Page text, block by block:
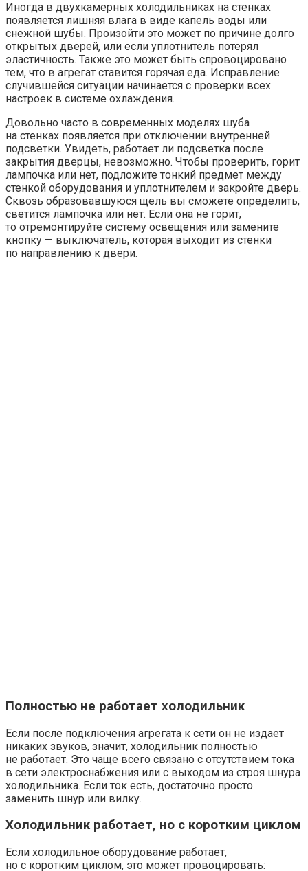
Иногда в двухкамерных холодильниках на стенках
появляется лишняя влага в виде капель воды или
снежной шубы. Произойти это может по причине долго
открытых дверей, или если уплотнитель потерял
эластичность. Также это может быть спровоцировано
тем, что в агрегат ставится горячая еда. Исправление
случившейся ситуации начинается с проверки всех
настроек в системе охлаждения.
Довольно часто в современных моделях шуба
на стенках появляется при отключении внутренней
подсветки. Увидеть, работает ли подсветка после
закрытия дверцы, невозможно. Чтобы проверить, горит
лампочка или нет, подложите тонкий предмет между
стенкой оборудования и уплотнителем и закройте дверь.
Сквозь образовавшуюся щель вы сможете определить,
светится лампочка или нет. Если она не горит,
то отремонтируйте систему освещения или замените
кнопку — выключатель, которая выходит из стенки
по направлению к двери.
Полностью не работает холодильник
Если после подключения агрегата к сети он не издает
никаких звуков, значит, холодильник полностью
не работает. Это чаще всего связано с отсутствием тока
в сети электроснабжения или с выходом из строя шнура
холодильника. Если ток есть, достаточно просто
заменить шнур или вилку.
Холодильник работает, но с коротким циклом
Если холодильное оборудование работает,
но с коротким циклом, это может провоцировать: